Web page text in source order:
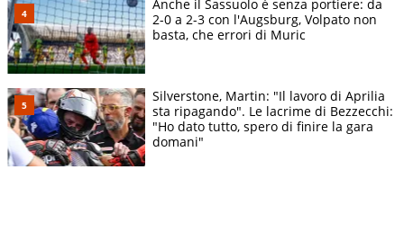
Anche il Sassuolo è senza portiere: da
2-0 a 2-3 con l'Augsburg, Volpato non
basta, che errori di Muric
Silverstone, Martin: "Il lavoro di Aprilia
sta ripagando". Le lacrime di Bezzecchi:
"Ho dato tutto, spero di finire la gara
domani"